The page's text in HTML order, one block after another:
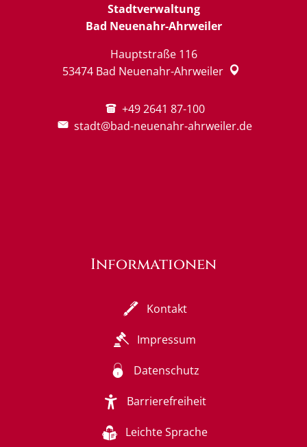
Stadtverwaltung
Bad Neuenahr-Ahrweiler
Hauptstraße 116
53474 Bad Neuenahr-Ahrweiler
+49 2641 87-100
stadt@bad-neuenahr-ahrweiler.de
Informationen
Kontakt
Impressum
Datenschutz
Barrierefreiheit
Leichte Sprache